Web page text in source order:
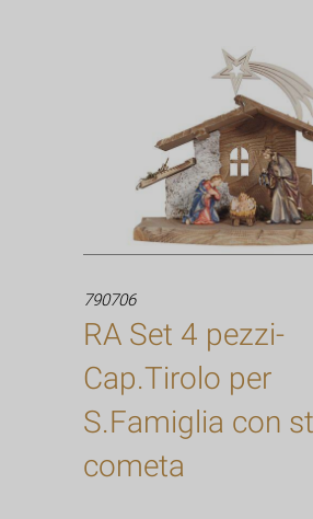
790706
RA Set 4 pezzi-
Cap.Tirolo per
S.Famiglia con
cometa